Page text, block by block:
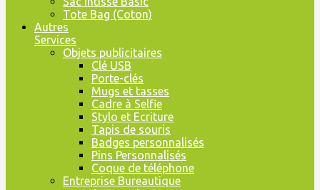
Tote Bag (Coton)
Autres
Services
Objets publicitaires
Clé USB
Porte-clés
Mugs et tasses
Cadre à Selfie
Stylo et Ecriture
Tapis de souris
Badges personnalisés
Pins Personnalisés
Coque de téléphone
Entreprise Bureautique